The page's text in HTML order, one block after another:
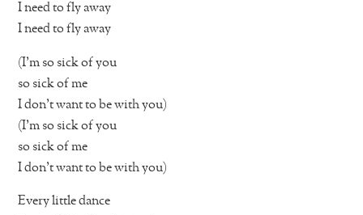
I need to fly away
I need to fly away
(I’m so sick of you
so sick of me
I don’t want to be with you)
(I’m so sick of you
so sick of me
I don’t want to be with you)
Every little dance